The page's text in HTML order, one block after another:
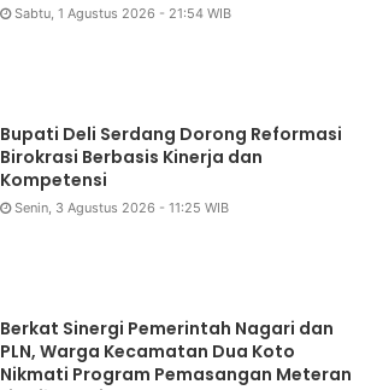
Sabtu, 1 Agustus 2026 - 21:54 WIB
Bupati Deli Serdang Dorong Reformasi
Birokrasi Berbasis Kinerja dan
Kompetensi
Senin, 3 Agustus 2026 - 11:25 WIB
Berkat Sinergi Pemerintah Nagari dan
PLN, Warga Kecamatan Dua Koto
Nikmati Program Pemasangan Meteran